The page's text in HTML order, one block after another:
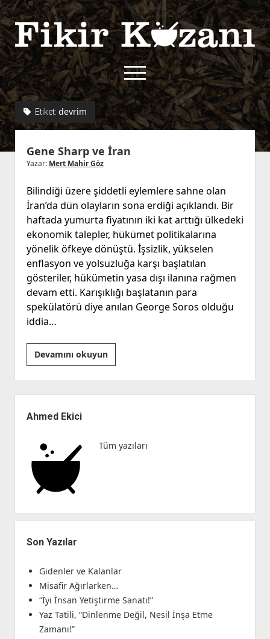
Fikir
Kazanı
menüyü
aç
twitterfacebook
rss
Kullanım Koşulları
Çerez Politikası
İletişim
Kurallar
Etiket: devrim
Gene Sharp ve İran
Yazar: Mert Mahir Göz
Bilindiği üzere şiddetli eylemlere sahne olan
İran’da dün olayların sona erdiği açıklandı. Bir
haftada yumurta fiyatının iki kat arttığı ülkedeki
ekonomik talepler, hükümet politikalarına
yönelik öfkeye dönüştü. İşsizlik, yükselen
enflasyon ve yolsuzluğa karşı başlatılan
gösteriler, hükümetin yasa dışı ilanına rağmen
devam etti. Karışıklığı başlatanın para
spekülatörü diye anılan George Soros olduğu
iddia…
Devamını okuyunGene
Sharp
ve
İran
Menü
Ahmed Ekici
Tüm yazıları
Son Yazılar
Gidenler ve Kalanlar
Misafir Ağırlarken…
“İyi İnsan Yetiştirme Sanatı!”
Yaz Tatili, “Dinlenme Değil, Nesil İnşa Etme
Zamanı!”